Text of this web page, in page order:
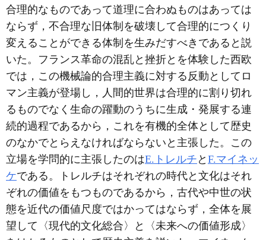
合理的なものであって道理に合わぬものはあっては
ならず，不合理な旧体制を破壊して合理的につくり
変えることができる体制を生みだすべきであると説
いた。フランス革命の混乱と挫折とを体験した西欧
では，この機械論的合理主義に対する反動としてロ
マン主義が登場し，人間的世界は合理的に割り切れ
るものでなく生命の躍動のうちに生成・発展する連
続的過程であるから，これを有機的全体として歴史
のなかでとらえなければならないと主張した。この
立場を学問的に主張したのはE.トレルチ と F.マイネッ
ケである。トレルチはそれぞれの時代と文化はそれ
ぞれの価値をもつものであるから，古代や中世の状
態を近代の価値尺度ではかってはならず，全体を展
望して〈現代的文化総合〉と〈未来への価値形成〉